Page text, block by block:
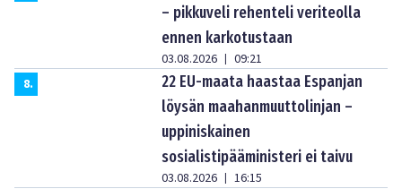
– pikkuveli rehenteli veriteolla
ennen karkotustaan
03.08.2026 | 09:21
8.
22 EU-maata haastaa Espanjan
löysän maahanmuuttolinjan –
uppiniskainen
sosialistipääministeri ei taivu
03.08.2026 | 16:15